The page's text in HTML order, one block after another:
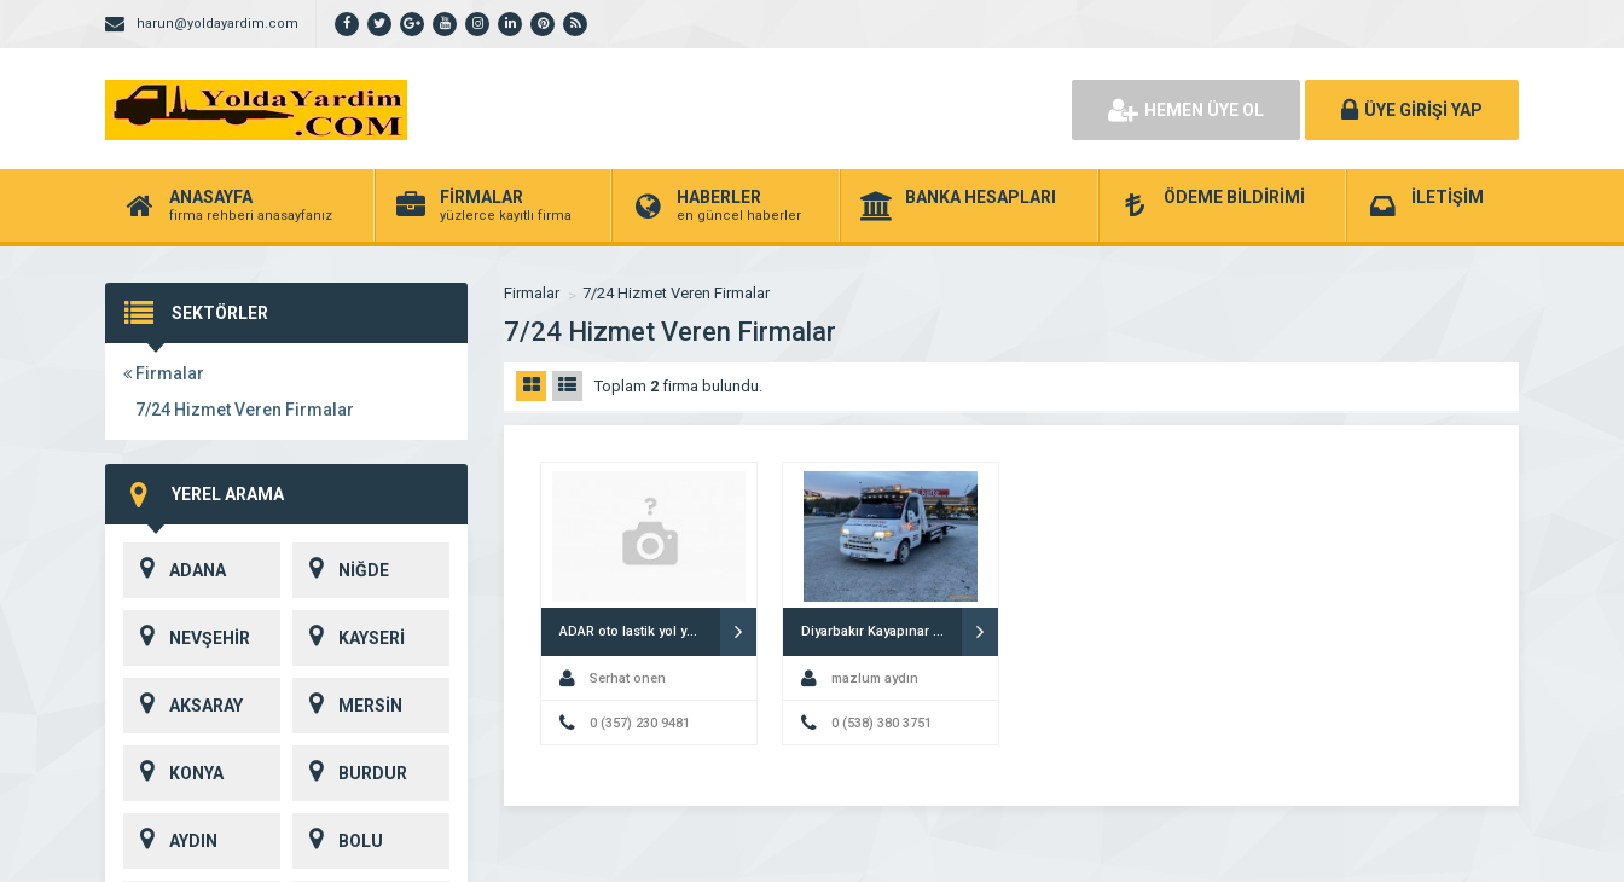
harun@yoldayardim.com
HEMEN ÜYE OL ÜYE GİRİŞİ YAP
ANASAYFA
firma rehberi anasayfanız
FİRMALAR
yüzlerce kayıtlı firma
HABERLER
en güncel haberler
BANKA HESAPLARI ÖDEME BİLDİRİMİ İLETİŞİM
SEKTÖRLER
Firmalar
7/24 Hizmet Veren Firmalar
YEREL ARAMA
ADANA NİĞDE
NEVŞEHİR KAYSERİ
AKSARAY MERSİN
KONYA BURDUR
AYDIN BOLU
Firmalar 7/24 Hizmet Veren Firmalar
7/24 Hizmet Veren Firmalar
Toplam 2 firma bulundu.
ADAR oto lastik yol yardım 7/24
Serhat onen
0 (357) 230 9481
Diyarbakır Kayapınar avram oto kurtarma
mazlum aydın
0 (538) 380 3751